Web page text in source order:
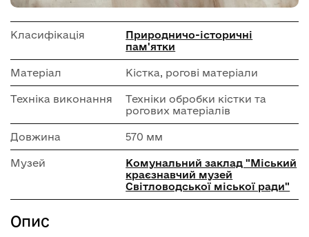
Класифікація
Природничо-історичні
пам'ятки
Матеріал Кістка, рогові матеріали
Техніка виконання
Техніки обробки кістки та
рогових матеріалів
Довжина 570 мм
Музей
Комунальний заклад "Міський
краєзнавчий музей
Світловодської міської ради"
Опис